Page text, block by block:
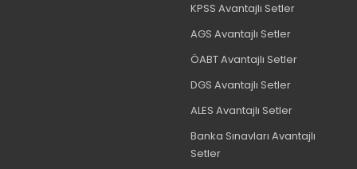
KPSS Avantajlı Setler
AGS Avantajlı Setler
ÖABT Avantajlı Setler
DGS Avantajlı Setler
ALES Avantajlı Setler
Banka Sınavları Avantajlı
Setler